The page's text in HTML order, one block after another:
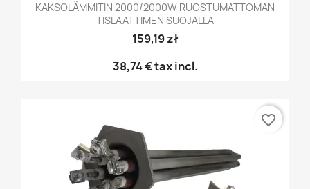
KAKSOLÄMMITIN 2000/2000W RUOSTUMATTOMAN
TISLAATTIMEN SUOJALLA
159,19 zł
38,74 €tax incl.
favorite_border